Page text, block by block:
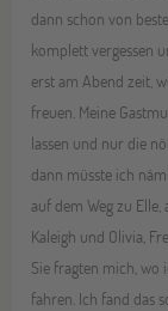
dann schon von
komplett vergessen
erst am Abend zeit,
freuen. Meine
lassen und nur die
dann müsste ich
auf dem Weg zu
Kaleigh und Olivia,
Sie fragten mich, wo
fahren. Ich fand das